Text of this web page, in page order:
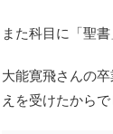
また科目に「聖
大能寛飛さんの
えを受けたからで